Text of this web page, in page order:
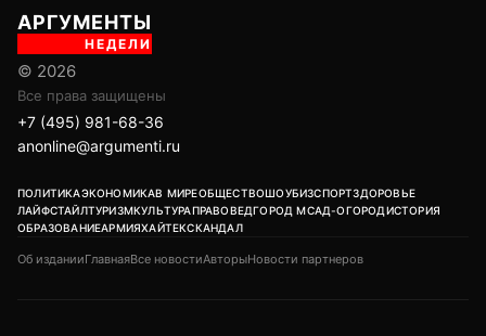
АРГУМЕНТЫ
НЕДЕЛИ
© 2026
Все права защищены
+7 (495) 981-68-36
anonline@argumenti.ru
ПОЛИТИКАЭКОНОМИКАВ МИРЕОБЩЕСТВОШОУБИЗСПОРТЗДОРОВЬЕ
ЛАЙФСТАЙЛТУРИЗМКУЛЬТУРАПРАВОВЕДГОРОД МСАД-ОГОРОДИСТОРИЯ
ОБРАЗОВАНИЕАРМИЯХАЙТЕКСКАНДАЛ
Об изданииГлавнаяВсе новостиАвторыНовости партнеров